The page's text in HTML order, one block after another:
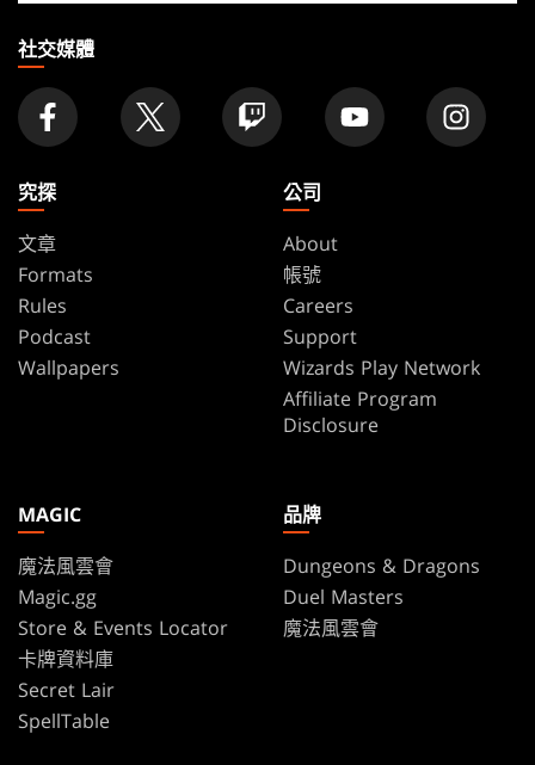
家
社交媒體
究探
文章
Formats
Rules
Podcast
Wallpapers
公司
About
帳號
Careers
Support
Wizards Play Network
Affiliate Program
Disclosure
MAGIC
魔法風雲會
Magic.gg
Store & Events Locator
卡牌資料庫
Secret Lair
SpellTable
品牌
Dungeons & Dragons
Duel Masters
魔法風雲會